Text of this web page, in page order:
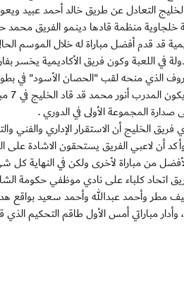
التعادل عن طريق خالد أحمد عبيد
منظمة قادها دينمو الفريق محمد
قد قدم أفضل مباراة له خلال الموسم
في اللعبة وكون فريق الأكاديمية
الذي منحه لقب "الحصان الأسود" في
المجموعة الأولى في الدوري .
فريق الخليج أن الاستقرار الإداري والفني
أن لاعبي الفريق يستحقون الاشادة على
من مباراة لأخرى ولكن في النهاية
مطر وأحمد عبدالله وأحمد سعيد بواقع
مباراتي أمس الأول طاقم التحكيم الذي